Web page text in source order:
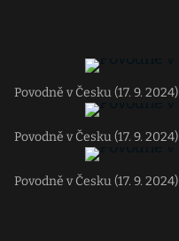
Povodně v Česku (17. 9. 2024)
Povodně v Česku (17. 9. 2024)
Povodně v Česku (17. 9. 2024)